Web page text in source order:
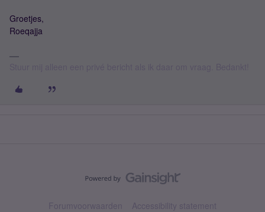
Groetjes,
Roeqajja
Forumvoorwaarden Accessibility statement